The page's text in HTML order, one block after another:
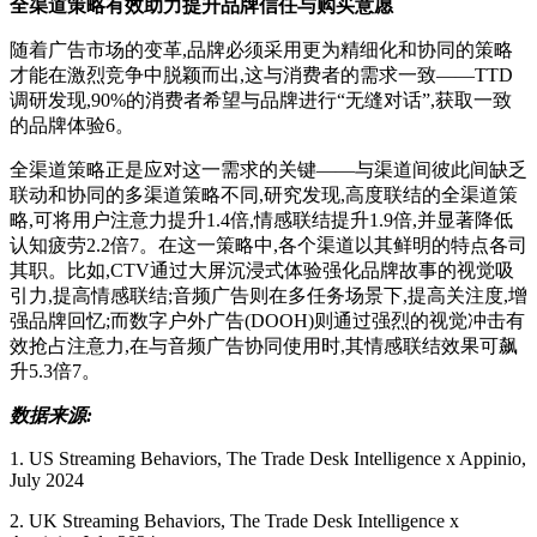
全渠道策略有效助力提升品牌信任与购买意愿
随着广告市场的变革,品牌必须采用更为精细化和协同的策略
才能在激烈竞争中脱颖而出,这与消费者的需求一致——TTD
调研发现,90%的消费者希望与品牌进行“无缝对话”,获取一致
的品牌体验6。
全渠道策略正是应对这一需求的关键——与渠道间彼此间缺乏
联动和协同的多渠道策略不同,研究发现,高度联结的全渠道策
略,可将用户注意力提升1.4倍,情感联结提升1.9倍,并显著降低
认知疲劳2.2倍7。在这一策略中,各个渠道以其鲜明的特点各司
其职。比如,CTV通过大屏沉浸式体验强化品牌故事的视觉吸
引力,提高情感联结;音频广告则在多任务场景下,提高关注度,增
强品牌回忆;而数字户外广告(DOOH)则通过强烈的视觉冲击有
效抢占注意力,在与音频广告协同使用时,其情感联结效果可飙
升5.3倍7。
数据来源:
1. US Streaming Behaviors, The Trade Desk Intelligence x Appinio,
July 2024
2. UK Streaming Behaviors, The Trade Desk Intelligence x